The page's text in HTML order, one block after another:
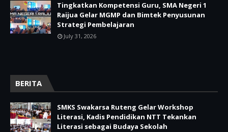
Tingkatkan Kompetensi Guru, SMA Negeri 1
Raijua Gelar MGMP dan Bimtek Penyusunan
Strategi Pembelajaran
July 31, 2026
BERITA
SMKS Swakarsa Ruteng Gelar Workshop
Literasi, Kadis Pendidikan NTT Tekankan
Literasi sebagai Budaya Sekolah